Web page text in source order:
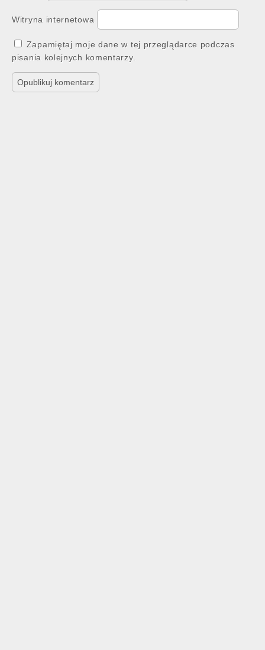
Witryna internetowa
Zapamiętaj moje dane w tej przeglądarce podczas
pisania kolejnych komentarzy.